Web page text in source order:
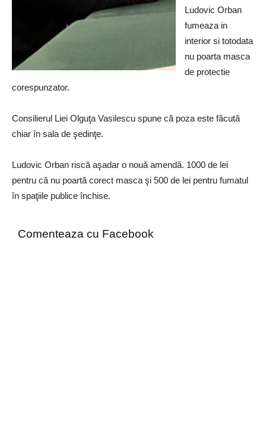
Ludovic Orban
fumeaza in
interior si totodata
nu poarta masca
de protectie
corespunzator.
Consilierul Liei Olguţa Vasilescu spune că poza este făcută
chiar în sala de şedinţe.
Ludovic Orban riscă aşadar o nouă amendă. 1000 de lei
pentru că nu poartă corect masca şi 500 de lei pentru fumatul
în spaţiile publice închise.
Comenteaza cu Facebook